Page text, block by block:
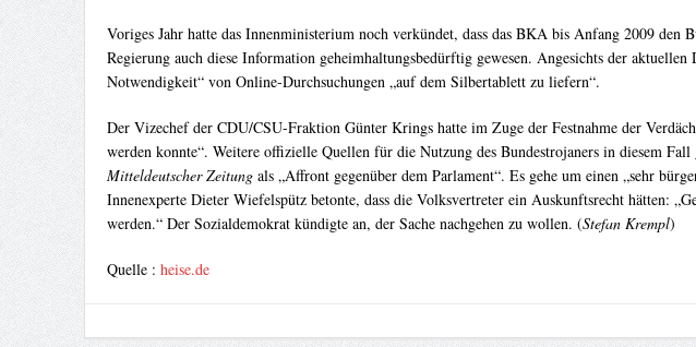
Voriges Jahr hatte das Innenministerium noch verkündet, dass das BKA bis Anfang 2009
Regierung auch diese Information geheimhaltungsbedürftig gewesen. Angesichts der
Notwendigkeit“ von Online-Durchsuchungen „auf dem Silbertablett zu liefern“.
Der Vizechef der CDU/CSU-Fraktion Günter Krings hatte im Zuge der Festnahme der
werden konnte“. Weitere offizielle Quellen für die Nutzung des Bundestrojaners in diesem
Mitteldeutscher Zeitungals „Affront gegenüber dem Parlament“. Es gehe um einen „sehr
Innenexperte Dieter Wiefelspütz betonte, dass die Volksvertreter ein Auskunftsrecht hätten:
werden.“ Der Sozialdemokrat kündigte an, der Sache nachgehen zu wollen. (Stefan Krempl)
Quelle : heise.de